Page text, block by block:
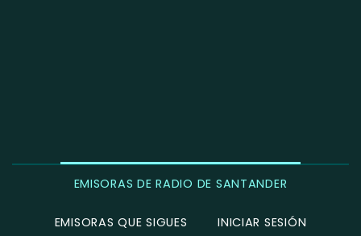
EMISORAS DE RADIO DE SANTANDER
EMISORAS QUE SIGUES INICIAR SESIÓN